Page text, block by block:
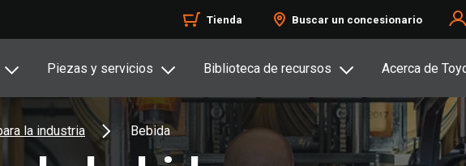
Tienda Buscar un concesionario
Piezas y servicios Biblioteca de recursos Acerca de
la industria Bebida